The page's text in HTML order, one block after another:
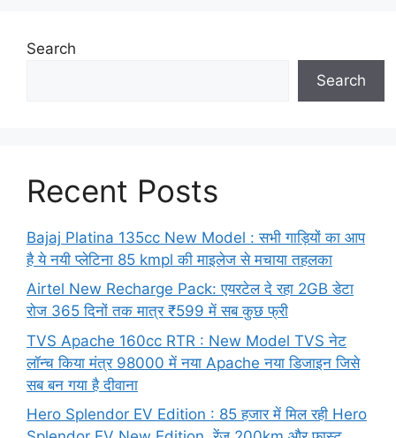
Search
Search
Recent Posts
Bajaj Platina 135cc New Model : सभी गाड़ियों का आप
है ये नयी प्लेटिना 85 kmpl की माइलेज से मचाया तहलका
Airtel New Recharge Pack: एयरटेल दे रहा 2GB डेटा
रोज 365 दिनों तक मात्र ₹599 में सब कुछ फ्री
TVS Apache 160cc RTR : New Model TVS नेट
लॉन्च किया मंत्र 98000 में नया Apache नया डिजाइन जिसे
सब बन गया है दीवाना
Hero Splendor EV Edition : 85 हजार में मिल रही Hero